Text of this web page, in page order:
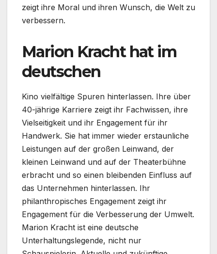
zeigt ihre Moral und ihren Wunsch, die Welt zu
verbessern.
Marion Kracht hat im
deutschen
Kino vielfältige Spuren hinterlassen. Ihre über
40-jährige Karriere zeigt ihr Fachwissen, ihre
Vielseitigkeit und ihr Engagement für ihr
Handwerk. Sie hat immer wieder erstaunliche
Leistungen auf der großen Leinwand, der
kleinen Leinwand und auf der Theaterbühne
erbracht und so einen bleibenden Einfluss auf
das Unternehmen hinterlassen. Ihr
philanthropisches Engagement zeigt ihr
Engagement für die Verbesserung der Umwelt.
Marion Kracht ist eine deutsche
Unterhaltungslegende, nicht nur